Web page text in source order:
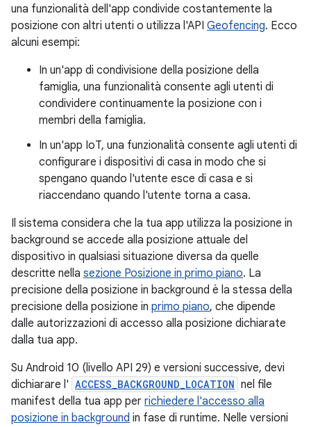
una funzionalità dell'app condivide costantemente la
posizione con altri utenti o utilizza l'API Geofencing. Ecco
alcuni esempi:
In un'app di condivisione della posizione della
famiglia, una funzionalità consente agli utenti di
condividere continuamente la posizione con i
membri della famiglia.
In un'app IoT, una funzionalità consente agli utenti di
configurare i dispositivi di casa in modo che si
spengano quando l'utente esce di casa e si
riaccendano quando l'utente torna a casa.
Il sistema considera che la tua app utilizza la posizione in
background se accede alla posizione attuale del
dispositivo in qualsiasi situazione diversa da quelle
descritte nella sezione Posizione in primo piano. La
precisione della posizione in background è la stessa della
precisione della posizione in primo piano, che dipende
dalle autorizzazioni di accesso alla posizione dichiarate
dalla tua app.
Su Android 10 (livello API 29) e versioni successive, devi
dichiarare l' ACCESS_BACKGROUND_LOCATION nel file
manifest della tua app per richiedere l'accesso alla
posizione in background in fase di runtime. Nelle versioni